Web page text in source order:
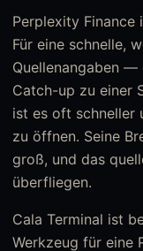
Perplexity Finance
Für eine schnelle,
Quellenangaben —
Catch-up zu einer
ist es oft schneller
zu öffnen. Seine
groß, und das
überfliegen.
Cala Terminal ist
Werkzeug für eine